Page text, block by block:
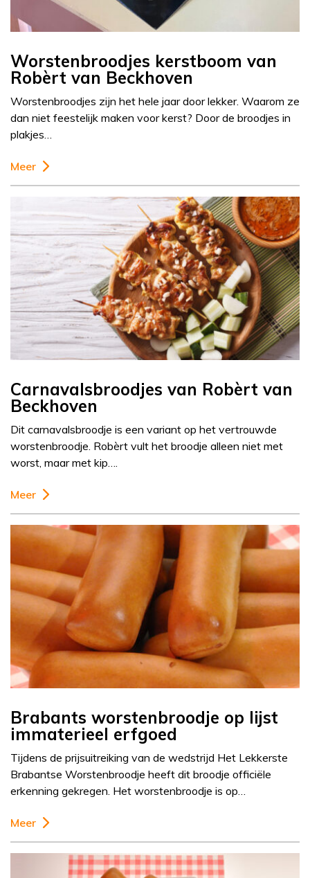
Worstenbroodjes kerstboom van
Robèrt van Beckhoven
Worstenbroodjes zijn het hele jaar door lekker. Waarom ze
dan niet feestelijk maken voor kerst? Door de broodjes in
plakjes…
Meer
Carnavalsbroodjes van Robèrt van
Beckhoven
Dit carnavalsbroodje is een variant op het vertrouwde
worstenbroodje. Robèrt vult het broodje alleen niet met
worst, maar met kip….
Meer
Brabants worstenbroodje op lijst
immaterieel erfgoed
Tijdens de prijsuitreiking van de wedstrijd Het Lekkerste
Brabantse Worstenbroodje heeft dit broodje officiële
erkenning gekregen. Het worstenbroodje is op…
Meer